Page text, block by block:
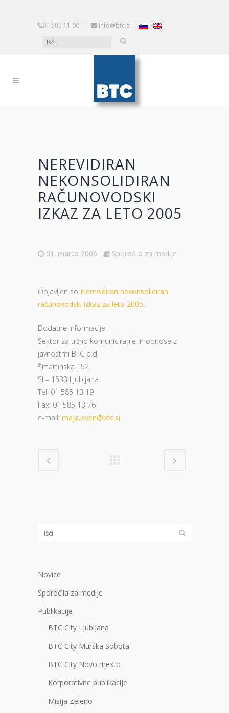
01 585 11 00 | info@btc.si
NEREVIDIRAN
NEKONSOLIDIRAN
RAČUNOVODSKI
IZKAZ ZA LETO 2005
01. marca 2006 Sporočila za medije
Objavljen so Nerevidiran nekonsolidiran
računovodski izkaz za leto 2005.
Dodatne informacije:
Sektor za tržno komuniciranje in odnose z
javnostmi BTC d.d.
Šmartinska 152
SI – 1533 Ljubljana
Tel: 01 585 13 19
Fax: 01 585 13 76
e-mail: maja.oven@btc.si
Novice
Sporočila za medije
Publikacije
BTC City Ljubljana
BTC City Murska Sobota
BTC City Novo mesto
Korporativne publikacije
Misija Zeleno